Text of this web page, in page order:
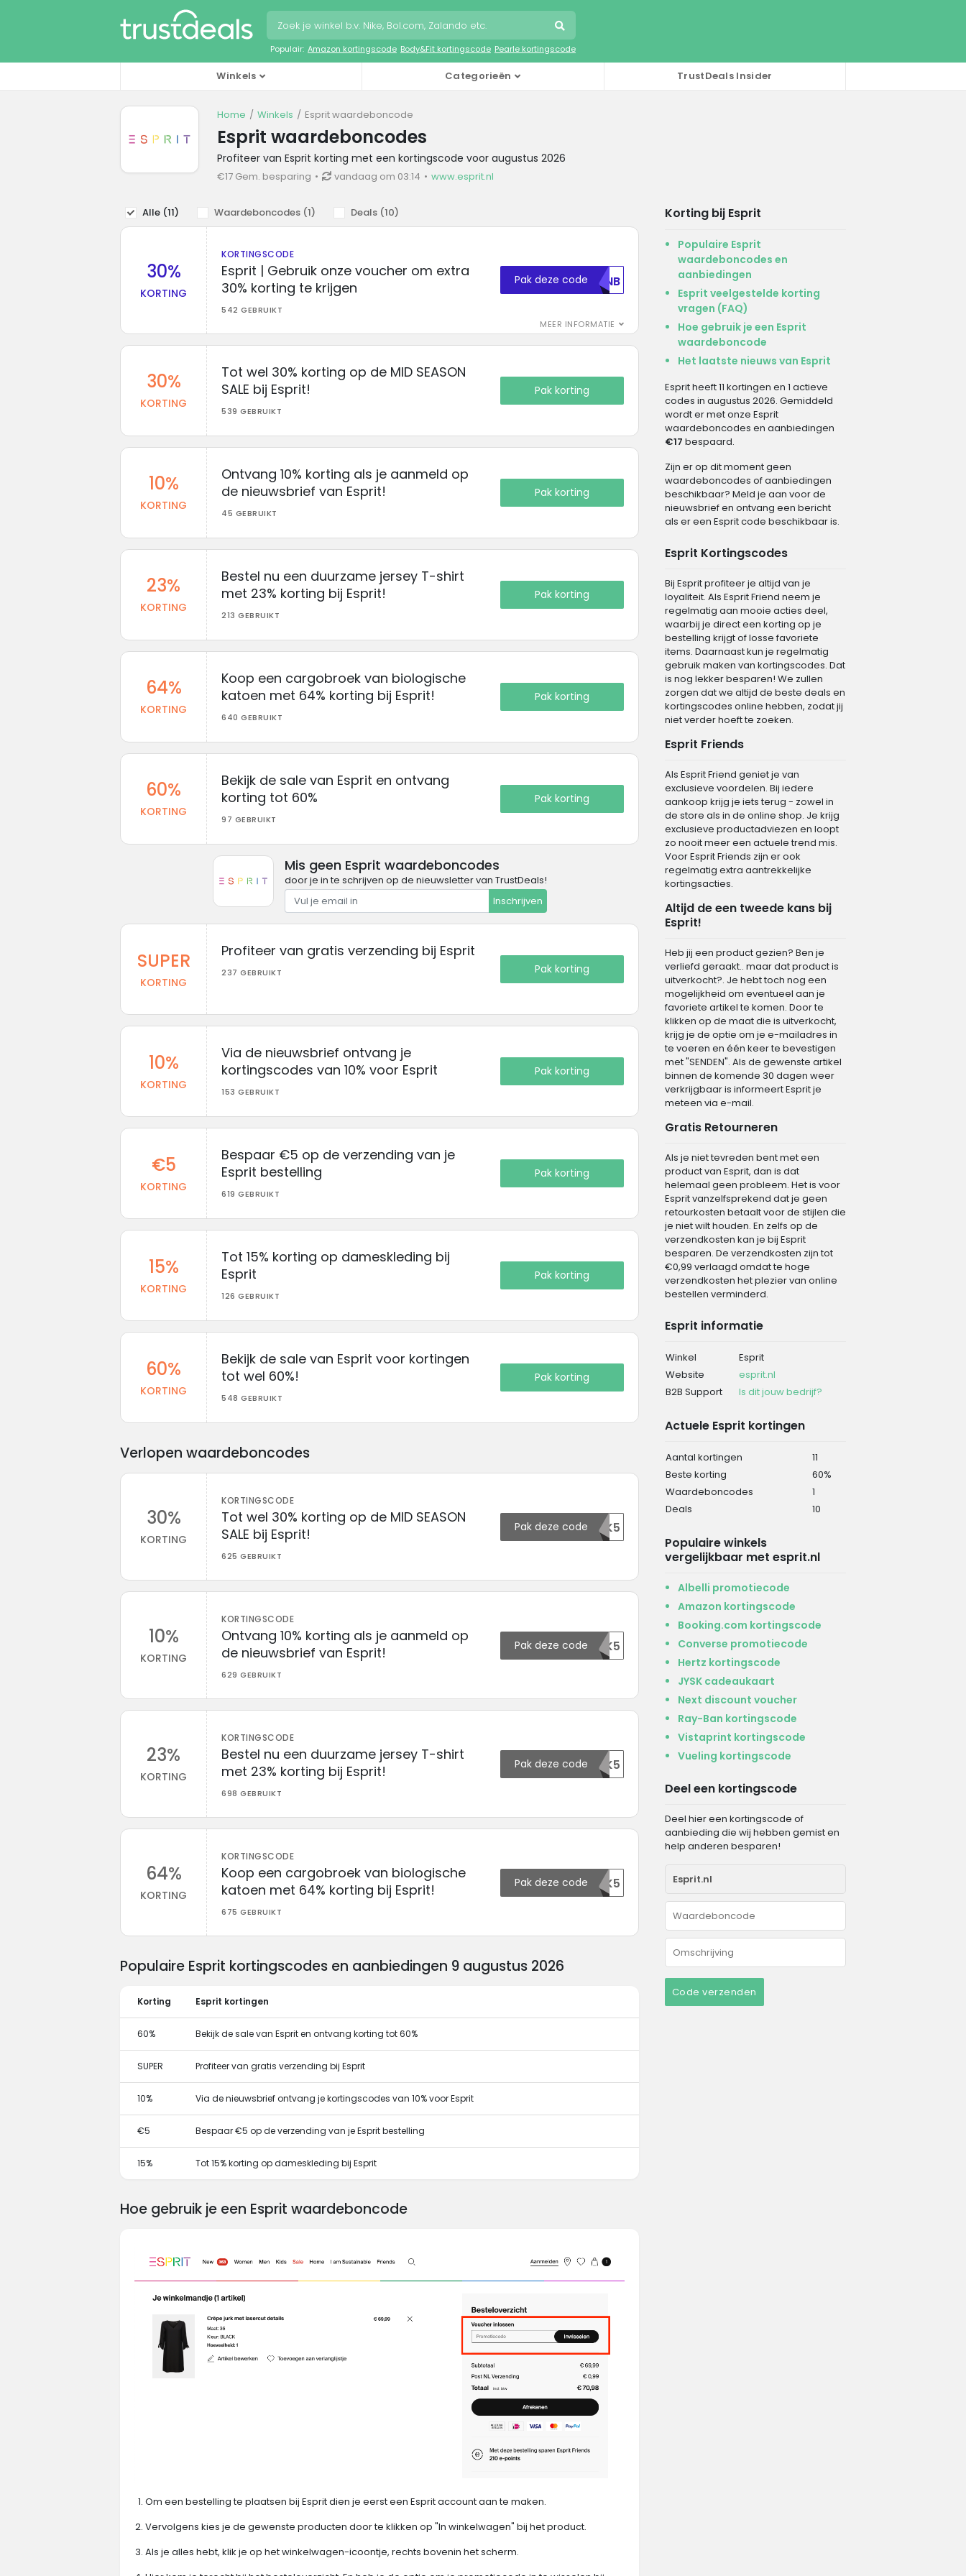
Populair: Amazon kortingscode Body&Fit kortingscode Pearle kortingscode
Winkels Categorieën TrustDeals Insider
Home Winkels Esprit waardeboncode
Esprit waardeboncodes
Profiteer van Esprit korting met een kortingscode voor augustus 2026
€17 Gem. besparing vandaag om 03:14 www.esprit.nl
Alle (11) Waardeboncodes (1) Deals (10)
30%
KORTING
KORTINGSCODE
Esprit | Gebruik onze voucher om extra
30% korting te krijgen
542 GEBRUIKT
MEER INFORMATIE
Pak deze codeMDNB
30%
KORTING
Tot wel 30% korting op de MID SEASON
SALE bij Esprit!
539 GEBRUIKT
Pak korting
10%
KORTING
Ontvang 10% korting als je aanmeld op
de nieuwsbrief van Esprit!
45 GEBRUIKT
Pak korting
23%
KORTING
Bestel nu een duurzame jersey T-shirt
met 23% korting bij Esprit!
213 GEBRUIKT
Pak korting
64%
KORTING
Koop een cargobroek van biologische
katoen met 64% korting bij Esprit!
640 GEBRUIKT
Pak korting
60%
KORTING
Bekijk de sale van Esprit en ontvang
korting tot 60%
97 GEBRUIKT
Pak korting
Mis geen Esprit waardeboncodes
door je in te schrijven op de nieuwsletter van TrustDeals!
Inschrijven
SUPER
KORTING
Profiteer van gratis verzending bij Esprit
237 GEBRUIKT Pak korting
10%
KORTING
Via de nieuwsbrief ontvang je
kortingscodes van 10% voor Esprit
153 GEBRUIKT
Pak korting
€5
KORTING
Bespaar €5 op de verzending van je
Esprit bestelling
619 GEBRUIKT
Pak korting
15%
KORTING
Tot 15% korting op dameskleding bij
Esprit
126 GEBRUIKT
Pak korting
60%
KORTING
Bekijk de sale van Esprit voor kortingen
tot wel 60%!
548 GEBRUIKT
Pak korting
Verlopen waardeboncodes
30%
KORTING
KORTINGSCODE
Tot wel 30% korting op de MID SEASON
SALE bij Esprit!
625 GEBRUIKT
Pak deze code
139099OTK5
10%
KORTING
KORTINGSCODE
Ontvang 10% korting als je aanmeld op
de nieuwsbrief van Esprit!
629 GEBRUIKT
Pak deze code
139100OTK5
23%
KORTING
KORTINGSCODE
Bestel nu een duurzame jersey T-shirt
met 23% korting bij Esprit!
698 GEBRUIKT
Pak deze code139101OTK5
64%
KORTING
KORTINGSCODE
Koop een cargobroek van biologische
katoen met 64% korting bij Esprit!
675 GEBRUIKT
Pak deze code
139102OTK5
Korting bij Esprit
Populaire Esprit
waardeboncodes en
aanbiedingen
Esprit veelgestelde korting
vragen (FAQ)
Hoe gebruik je een Esprit
waardeboncode
Het laatste nieuws van Esprit
Esprit heeft 11 kortingen en 1 actieve
codes in augustus 2026. Gemiddeld
wordt er met onze Esprit
waardeboncodes en aanbiedingen
€17 bespaard.
Zijn er op dit moment geen
waardeboncodes of aanbiedingen
beschikbaar? Meld je aan voor de
nieuwsbrief en ontvang een bericht
als er een Esprit code beschikbaar is.
Esprit Kortingscodes
Bij Esprit profiteer je altijd van je
loyaliteit. Als Esprit Friend neem je
regelmatig aan mooie acties deel,
waarbij je direct een korting op je
bestelling krijgt of losse favoriete
items. Daarnaast kun je regelmatig
gebruik maken van kortingscodes. Dat
is nog lekker besparen! We zullen
zorgen dat we altijd de beste deals en
kortingscodes online hebben, zodat jij
niet verder hoeft te zoeken.
Esprit Friends
Als Esprit Friend geniet je van
exclusieve voordelen. Bij iedere
aankoop krijg je iets terug - zowel in
de store als in de online shop. Je krijg
exclusieve productadviezen en loopt
zo nooit meer een actuele trend mis.
Voor Esprit Friends zijn er ook
regelmatig extra aantrekkelijke
kortingsacties.
Altijd de een tweede kans bij
Esprit!
Heb jij een product gezien? Ben je
verliefd geraakt.. maar dat product is
uitverkocht?. Je hebt toch nog een
mogelijkheid om eventueel aan je
favoriete artikel te komen. Door te
klikken op de maat die is uitverkocht,
krijg je de optie om je e-mailadres in
te voeren en één keer te bevestigen
met "SENDEN". Als de gewenste artikel
binnen de komende 30 dagen weer
verkrijgbaar is informeert Esprit je
meteen via e-mail.
Gratis Retourneren
Als je niet tevreden bent met een
product van Esprit, dan is dat
helemaal geen probleem. Het is voor
Esprit vanzelfsprekend dat je geen
retourkosten betaalt voor de stijlen die
je niet wilt houden. En zelfs op de
verzendkosten kan je bij Esprit
besparen. De verzendkosten zijn tot
€0,99 verlaagd omdat te hoge
verzendkosten het plezier van online
bestellen verminderd.
Esprit informatie
Winkel
Esprit
Website
esprit.nl
B2B Support
Is dit jouw bedrijf?
Actuele Esprit kortingen
Aantal kortingen
11
Beste korting
60%
Waardeboncodes
1
Deals
10
Populaire winkels
vergelijkbaar met esprit.nl
Albelli promotiecode
Amazon kortingscode
Booking.com kortingscode
Converse promotiecode
Hertz kortingscode
JYSK cadeaukaart
Next discount voucher
Ray-Ban kortingscode
Vistaprint kortingscode
Vueling kortingscode
Deel een kortingscode
Deel hier een kortingscode of
aanbieding die wij hebben gemist en
help anderen besparen!
Code verzenden
Populaire Esprit kortingscodes en aanbiedingen 9 augustus 2026
Korting Esprit kortingen
60% Bekijk de sale van Esprit en ontvang korting tot 60%
SUPER Profiteer van gratis verzending bij Esprit
10% Via de nieuwsbrief ontvang je kortingscodes van 10% voor Esprit
€5 Bespaar €5 op de verzending van je Esprit bestelling
15% Tot 15% korting op dameskleding bij Esprit
Hoe gebruik je een Esprit waardeboncode
Om een bestelling te plaatsen bij Esprit dien je eerst een Esprit account aan te maken.
Vervolgens kies je de gewenste producten door te klikken op "In winkelwagen" bij het product.
Als je alles hebt, klik je op het winkelwagen-icoontje, rechts bovenin het scherm.